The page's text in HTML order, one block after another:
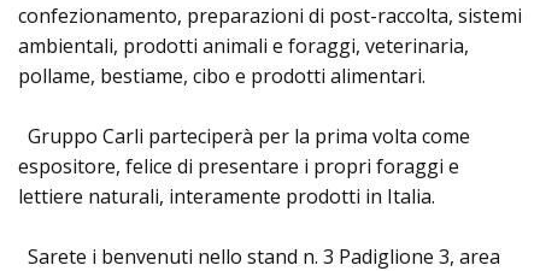
confezionamento, preparazioni di post-raccolta, sistemi
ambientali, prodotti animali e foraggi, veterinaria,
pollame, bestiame, cibo e prodotti alimentari.
Gruppo Carli parteciperà per la prima volta come
espositore, felice di presentare i propri foraggi e
lettiere naturali, interamente prodotti in Italia.
Sarete i benvenuti nello stand n. 3 Padiglione 3, area